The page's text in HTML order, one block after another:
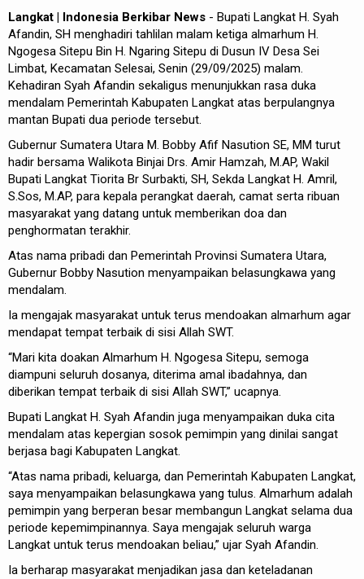
Langkat | Indonesia Berkibar News - Bupati Langkat H. Syah
Afandin, SH menghadiri tahlilan malam ketiga almarhum H.
Ngogesa Sitepu Bin H. Ngaring Sitepu di Dusun IV Desa Sei
Limbat, Kecamatan Selesai, Senin (29/09/2025) malam.
Kehadiran Syah Afandin sekaligus menunjukkan rasa duka
mendalam Pemerintah Kabupaten Langkat atas berpulangnya
mantan Bupati dua periode tersebut.
Gubernur Sumatera Utara M. Bobby Afif Nasution SE, MM turut
hadir bersama Walikota Binjai Drs. Amir Hamzah, M.AP, Wakil
Bupati Langkat Tiorita Br Surbakti, SH, Sekda Langkat H. Amril,
S.Sos, M.AP, para kepala perangkat daerah, camat serta ribuan
masyarakat yang datang untuk memberikan doa dan
penghormatan terakhir.
Atas nama pribadi dan Pemerintah Provinsi Sumatera Utara,
Gubernur Bobby Nasution menyampaikan belasungkawa yang
mendalam.
Ia mengajak masyarakat untuk terus mendoakan almarhum agar
mendapat tempat terbaik di sisi Allah SWT.
“Mari kita doakan Almarhum H. Ngogesa Sitepu, semoga
diampuni seluruh dosanya, diterima amal ibadahnya, dan
diberikan tempat terbaik di sisi Allah SWT,” ucapnya.
Bupati Langkat H. Syah Afandin juga menyampaikan duka cita
mendalam atas kepergian sosok pemimpin yang dinilai sangat
berjasa bagi Kabupaten Langkat.
“Atas nama pribadi, keluarga, dan Pemerintah Kabupaten Langkat,
saya menyampaikan belasungkawa yang tulus. Almarhum adalah
pemimpin yang berperan besar membangun Langkat selama dua
periode kepemimpinannya. Saya mengajak seluruh warga
Langkat untuk terus mendoakan beliau,” ujar Syah Afandin.
Ia berharap masyarakat menjadikan jasa dan keteladanan